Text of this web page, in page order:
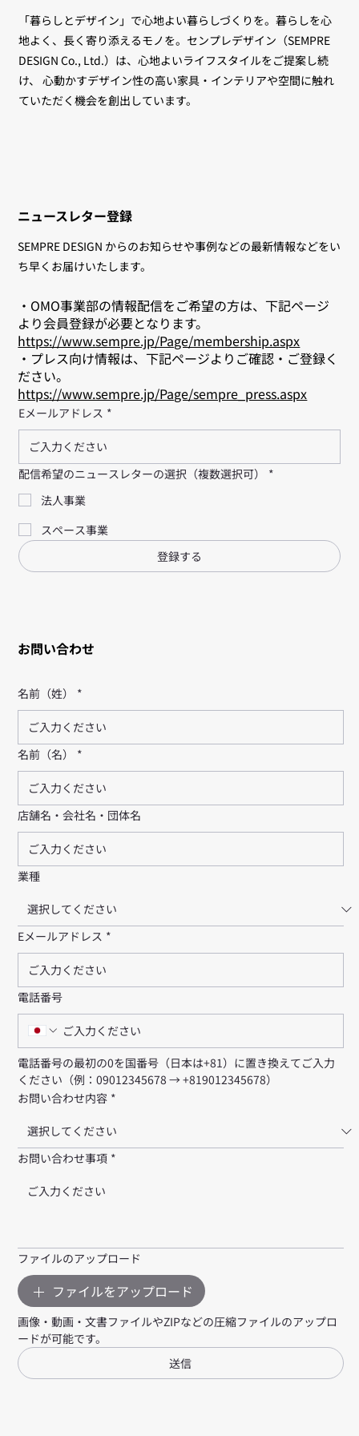
「暮らしとデザイン」で心地よい暮らしづくりを。暮らしを心
地よく、長く寄り添えるモノを。センプレデザイン（SEMPRE
DESIGN Co., Ltd.）は、心地よいライフスタイルをご提案し続
け、 心動かすデザイン性の高い家具・インテリアや空間に触れ
ていただく機会を創出しています。
ニュースレター登録
SEMPRE DESIGN からのお知らせや事例などの最新情報などをい
ち早くお届けいたします。
・OMO事業部の情報配信をご希望の方は、下記ページ
より会員登録が必要となります。
https://www.sempre.jp/Page/membership.aspx
・プレス向け情報は、下記ページよりご確認・ご登録く
ださい。
https://www.sempre.jp/Page/sempre_press.aspx
Eメールアドレス *
配信希望のニュースレターの選択（複数選択可）
*
法人事業
スペース事業
登録する
お問い合わせ
名前（姓） *
名前（名） *
店舗名・会社名・団体名
業種
Eメールアドレス *
電話番号
電話番号の最初の0を国番号（日本は+81）に置き換えてご入力
ください（例：09012345678 → +819012345678）
お問い合わせ内容 *
お問い合わせ事項 *
ファイルのアップロード
ファイルをアップロード
画像・動画・文書ファイルやZIPなどの圧縮ファイルのアップロ
ードが可能です。
送信